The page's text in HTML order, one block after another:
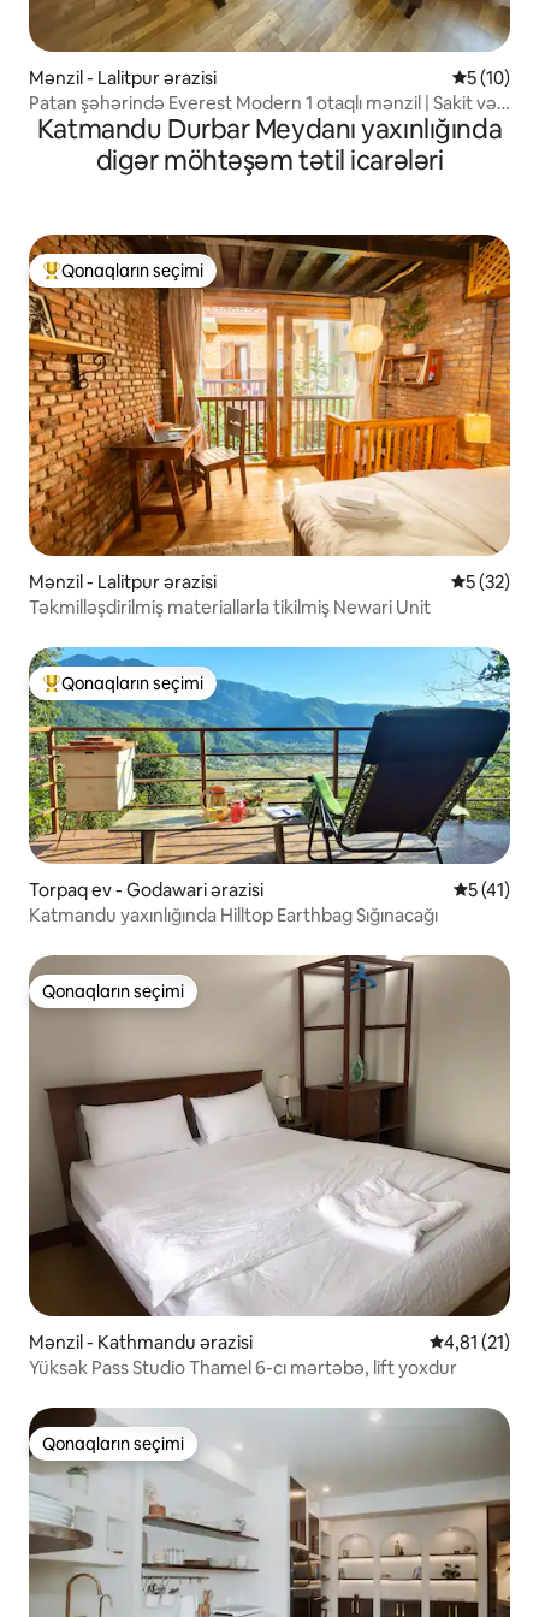
Mənzil - Lalitpur ərazisi Ortalama
5 (10)
Patan şəhərində Everest Modern 1 otaqlı mənzil | Sakit və
Mərkəzi
Katmandu Durbar Meydanı yaxınlığında
digər möhtəşəm tətil icarələri
Populyar "Qonaqların seçimi"
Qonaqların seçimi
Mənzil - Lalitpur ərazisi Ortalama
5 (32)
Təkmilləşdirilmiş materiallarla tikilmiş Newari Unit
Populyar "Qonaqların seçimi"
Qonaqların seçimi
Torpaq ev - Godawari ərazisi Ortalama
5 (41)
Katmandu yaxınlığında Hilltop Earthbag Sığınacağı
Qonaqların seçimi
Qonaqların seçimi
Mənzil - Kathmandu ərazisi Ortalama
4,81 (21)
Yüksək Pass Studio Thamel 6-cı mərtəbə, lift yoxdur
Qonaqların seçimi
Qonaqların seçimi